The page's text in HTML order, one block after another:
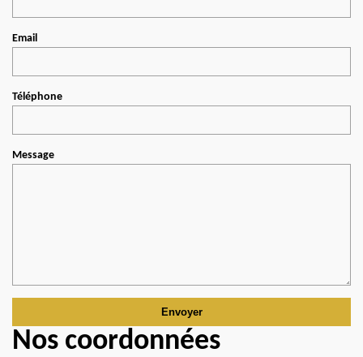
Email
Téléphone
Message
Nos coordonnées